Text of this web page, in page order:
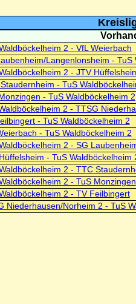
2 - VfL Weierbach
Langenlonsheim - TuS
2 - JTV
- TuS
- TuS Waldböckelheim 2
2 - TTSG
- TuS Waldböckelheim 2
- TuS Waldböckelheim 2
2 - SG
- TuS Waldböckelheim
2 - TTC
2 - TuS Monzingen
2 - TV Feilbingert
Niederhausen/Norheim 2 - TuS